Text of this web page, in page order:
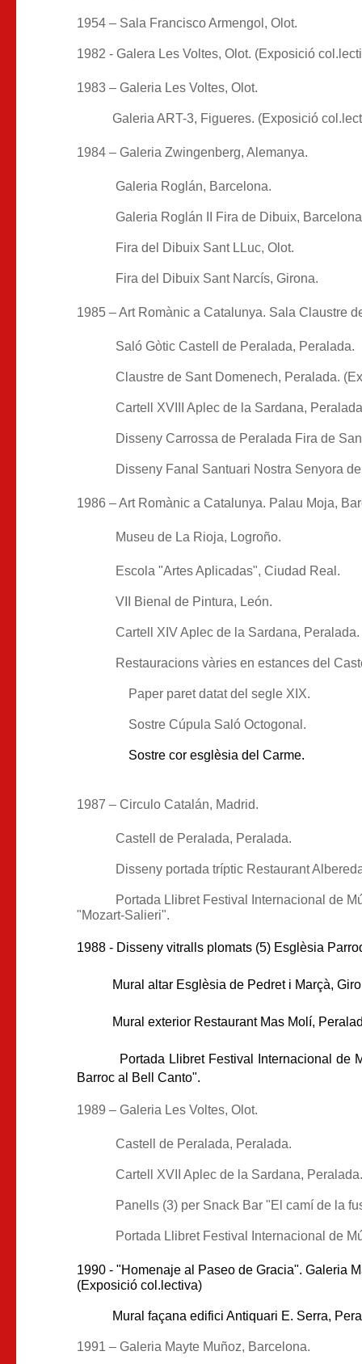
1954 – Sala Francisco Armengol, Olot.
1982 - Galera Les Voltes, Olot. (Exposició
1983 – Galeria Les Voltes, Olot.
Galeria ART-3, Figueres. (Exposició
1984 – Galeria Zwingenberg, Alemanya.
Galeria Roglán, Barcelona.
Galeria Roglán II Fira de Dibuix,
Fira del Dibuix Sant LLuc, Olot.
Fira del Dibuix Sant Narcís, Girona.
1985 – Art Romànic a Catalunya. Sala Claustre
Saló Gòtic Castell de Peralada, Peralada.
Claustre de Sant Domenech, Peralada.
Cartell XVIII Aplec de la Sardana,
Disseny Carrossa de Peralada Fira de
Disseny Fanal Santuari Nostra Senyora
1986 – Art Romànic a Catalunya. Palau Moja,
Museu de La Rioja, Logroño.
Escola "Artes Aplicadas", Ciudad Real.
VII Bienal de Pintura, León.
Cartell XIV Aplec de la Sardana, Peralada.
Restauracions vàries en estances del
Paper paret datat del segle XIX.
Sostre Cúpula Saló Octogonal.
Sostre cor esglèsia del Carme.
1987 – Circulo Catalán, Madrid.
Castell de Peralada, Peralada.
Disseny portada tríptic Restaurant
Portada Llibret Festival Internacional de
"Mozart-Salieri".
1988 - Disseny vitralls plomats (5) Esglèsia
Mural altar Esglèsia de Pedret i Marçà,
Mural exterior Restaurant Mas Molí,
Portada Llibret Festival Internacional de
Barroc al Bell Canto".
1989 – Galeria Les Voltes, Olot.
Castell de Peralada, Peralada.
Cartell XVII Aplec de la Sardana, Peralada.
Panells (3) per Snack Bar "El camí de la
Portada Llibret Festival Internacional de
1990 - "Homenaje al Paseo de Gracia". Galeria
(Exposició col.lectiva)
Mural façana edifici Antiquari E. Serra,
1991 – Galeria Mayte Muñoz, Barcelona.